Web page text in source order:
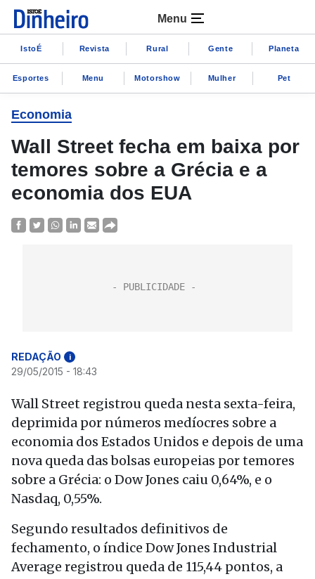
Menu
IstoÉ Revista Rural Gente Planeta
Esportes Menu Motorshow Mulher Pet
Economia
Wall Street fecha em baixa por
temores sobre a Grécia e a
economia dos EUA
REDAÇÃO i
29/05/2015 - 18:43
Wall Street registrou queda nesta sexta-feira,
deprimida por números medíocres sobre a
economia dos Estados Unidos e depois de uma
nova queda das bolsas europeias por temores
sobre a Grécia: o Dow Jones caiu 0,64%, e o
Nasdaq, 0,55%.
Segundo resultados definitivos de
fechamento, o índice Dow Jones Industrial
Average registrou queda de 115,44 pontos, a